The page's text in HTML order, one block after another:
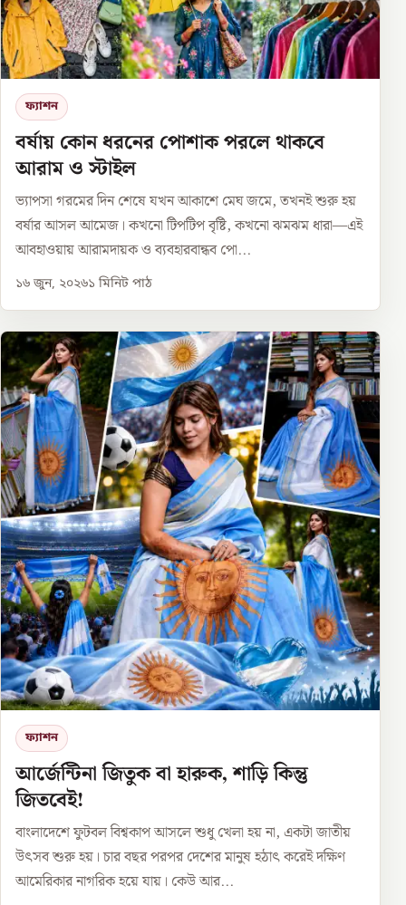
ফ্যাশন
বর্ষায় কোন ধরনের পোশাক পরলে থাকবে
আরাম ও স্টাইল
ভ্যাপসা গরমের দিন শেষে যখন আকাশে মেঘ জমে, তখনই শুরু হয়
বর্ষার আসল আমেজ। কখনো টিপটিপ বৃষ্টি, কখনো ঝমঝম ধারা—এই
আবহাওয়ায় আরামদায়ক ও ব্যবহারবান্ধব পো...
১৬ জুন, ২০২৬১ মিনিট পাঠ
ফ্যাশন
আর্জেন্টিনা জিতুক বা হারুক, শাড়ি কিন্তু
জিতবেই!
বাংলাদেশে ফুটবল বিশ্বকাপ আসলে শুধু খেলা হয় না, একটা জাতীয়
উৎসব শুরু হয়। চার বছর পরপর দেশের মানুষ হঠাৎ করেই দক্ষিণ
আমেরিকার নাগরিক হয়ে যায়। কেউ আর...